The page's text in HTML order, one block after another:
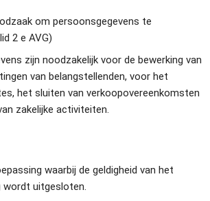
om persoonsgegevens te
2 e AVG)
zijn noodzakelijk voor de bewerking van
van belangstellenden, voor het
het sluiten van verkoopovereenkomsten
zakelijke activiteiten.
waarbij de geldigheid van het
wordt uitgesloten.